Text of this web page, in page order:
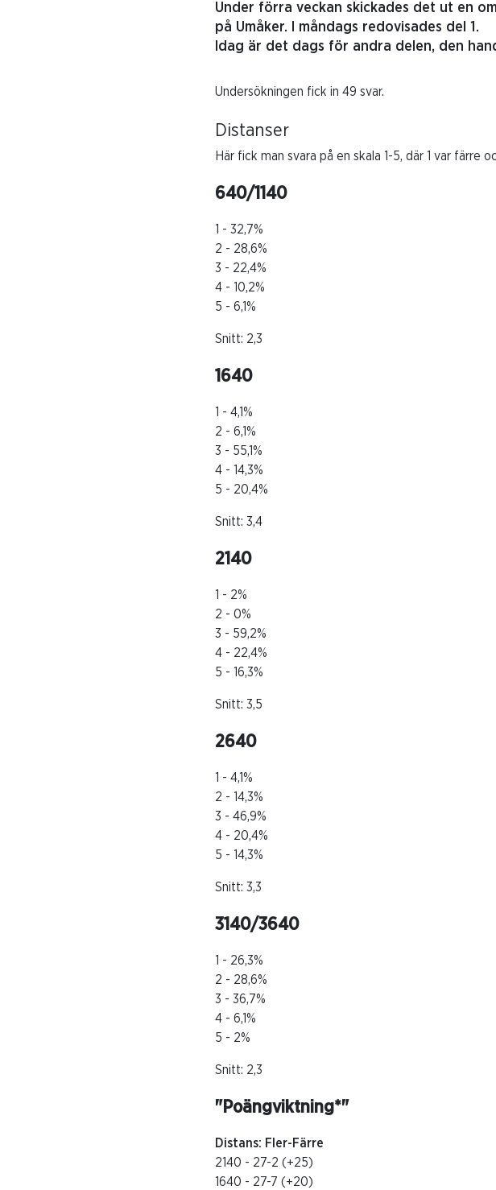
Under förra veckan skickades det ut en
på Umåker. I måndags redovisades del 1.
Idag är det dags för andra delen, den
Undersökningen fick in 49 svar.
Distanser
Här fick man svara på en skala 1-5, där 1 var färre
640/1140
1 - 32,7%
2 - 28,6%
3 - 22,4%
4 - 10,2%
5 - 6,1%
Snitt: 2,3
1640
1 - 4,1%
2 - 6,1%
3 - 55,1%
4 - 14,3%
5 - 20,4%
Snitt: 3,4
2140
1 - 2%
2 - 0%
3 - 59,2%
4 - 22,4%
5 - 16,3%
Snitt: 3,5
2640
1 - 4,1%
2 - 14,3%
3 - 46,9%
4 - 20,4%
5 - 14,3%
Snitt: 3,3
3140/3640
1 - 26,3%
2 - 28,6%
3 - 36,7%
4 - 6,1%
5 - 2%
Snitt: 2,3
"Poängviktning*"
Distans: Fler-Färre
2140 - 27-2 (+25)
1640 - 27-7 (+20)